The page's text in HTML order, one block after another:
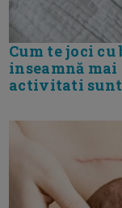
Cum te joci cu
inseamnă mai
activitati